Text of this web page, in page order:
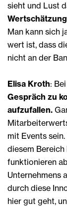
sieht und Lust
Wertschätzung
Man kann sich
wert ist, dass
nicht an der
Elisa Kroth:
Gespräch zu
aufzufallen.
mit Events
diesem
funktionieren
Unternehmens
durch diese
hier gut geht,